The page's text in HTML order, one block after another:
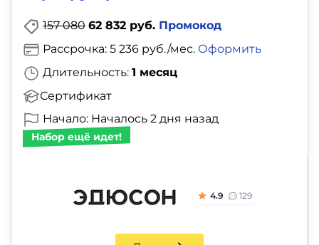
157 080 62 832 руб. Промокод
Длительность: 1 месяц
Сертификат
Рассрочка: 5 236 руб./мес. Оформить
Начало: Началось 2 дня назад
Набор ещё идет!
4.9 129
Психология
и
саморазвитие
Прочее
Репетиторы